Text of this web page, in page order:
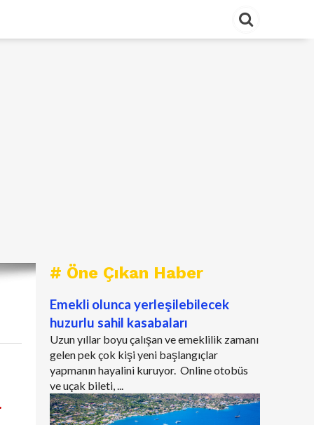
# Öne Çıkan Haber
Emekli olunca yerleşilebilecek
huzurlu sahil kasabaları
Uzun yıllar boyu çalışan ve emeklilik zamanı
gelen pek çok kişi yeni başlangıçlar
yapmanın hayalini kuruyor. Online otobüs
ve uçak bileti, ...